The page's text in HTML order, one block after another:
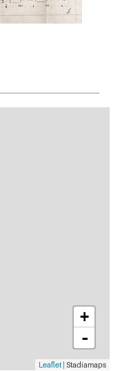
+
-
Leaflet | Stadiamaps